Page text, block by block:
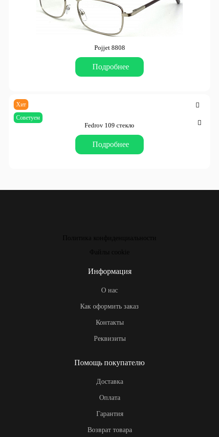
Pojjet 8808
Подробнее
Fedrov 109 стекло
Подробнее
Хит
Советуем
Политика конфиденциальности
Файлы cookie
Информация
О нас
Как оформить заказ
Контакты
Реквизиты
Помощь покупателю
Доставка
Оплата
Гарантия
Возврат товара